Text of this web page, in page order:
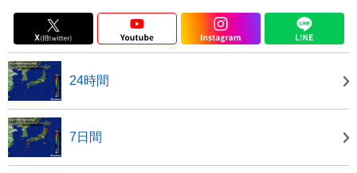
24時間
7日間